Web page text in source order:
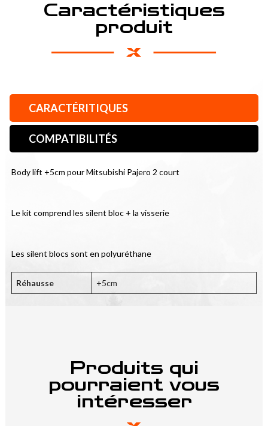
Caractéristiques
produit
CARACTÉRITIQUES
COMPATIBILITÉS
Body lift +5cm pour Mitsubishi Pajero 2 court
Le kit comprend les silent bloc + la visserie
Les silent blocs sont en polyuréthane
Réhausse +5cm
Produits qui
pourraient vous
intéresser